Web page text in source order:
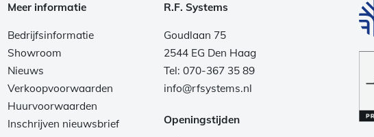
Meer informatie
Bedrijfsinformatie
Showroom
Nieuws
Verkoopvoorwaarden
Huurvoorwaarden
Inschrijven nieuwsbrief
R.F. Systems
Goudlaan 75
2544 EG Den Haag
Tel: 070-367 35 89
info@rfsystems.nl
Openingstijden